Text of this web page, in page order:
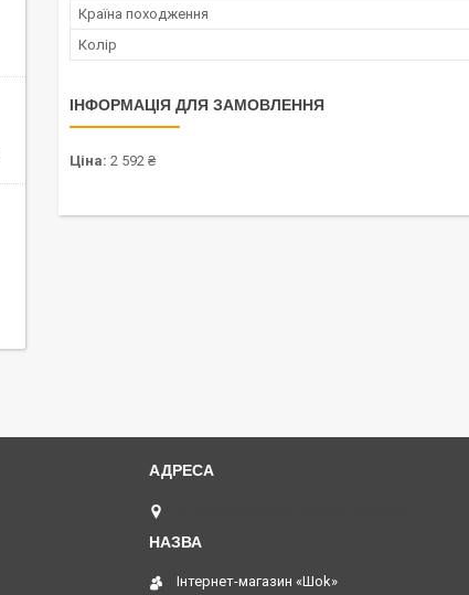
Країна походження
Колір
ІНФОРМАЦІЯ ДЛЯ ЗАМОВЛЕННЯ
Ціна: 2 592 ₴
Інтернет-магазин «Шоk»